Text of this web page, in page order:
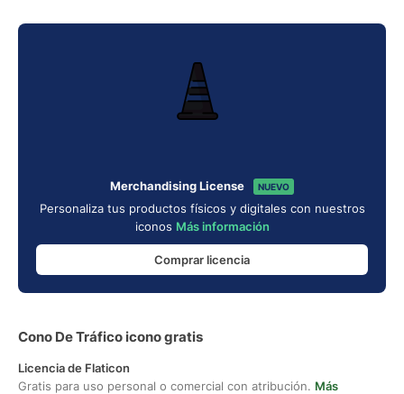
Merchandising License NUEVO
Personaliza tus productos físicos y digitales con nuestros
iconos Más información
Comprar licencia
Cono De Tráfico icono gratis
Licencia de Flaticon
Gratis para uso personal o comercial con atribución. Más